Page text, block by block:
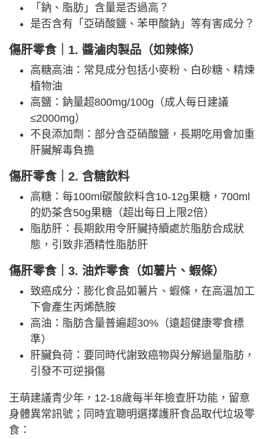
「鈉、脂肪」含量是否過高？
是否含有「亞硝酸鹽、苯甲酸鈉」等有害成分？
傷肝零食｜1. 醬滷肉製品（如辣條）
高糖高油：常見成分包括小麥粉、白砂糖、精煉
植物油
高鹽：鈉量超800mg/100g（成人每日建議
≤2000mg）
不良添加劑：部分含亞硝酸鹽，長期吃用會加重
肝臟解毒負擔
傷肝零食｜2. 含糖飲料
高糖：每100ml碳酸飲料含10-12g果糖，700ml
的奶茶含50g果糖（超出每日上限2倍）
脂肪肝：長期飲用令肝臟持續處於脂肪合成狀
態，引致非酒精性脂肪肝
傷肝零食｜3. 油炸零食（如薯片、蝦條）
致癌成分：膨化食品如薯片、蝦條，在高溫加工
下會產生丙烯酰胺
高油：脂肪含量普遍超30%（遠超健康零食標
準）
肝臟負荷：要同時代謝致癌物與分解過量脂肪，
引發不可逆損傷
王萌建議青少年，12-18歲每半年檢查肝功能，留意
身體異常訊號；同時宜聰明選擇護肝食品取代垃圾零
食：